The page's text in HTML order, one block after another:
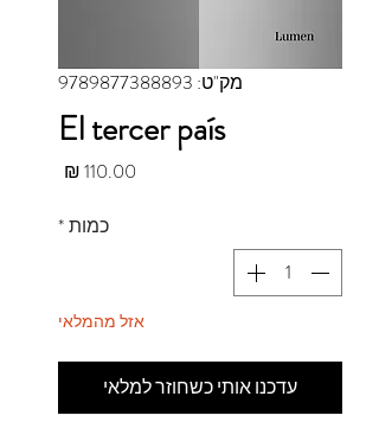
מק"ט: 9789877388893
El tercer país
כמות*
אזל מהמלאי
עדכנו אותי כשחוזר למלאי